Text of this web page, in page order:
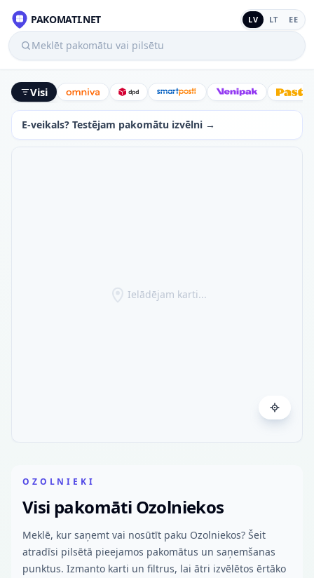
PAKOMATI.NET LV LT EE
Meklēt pakomātu vai pilsētu
Visi Omniva DPD SmartPostiVenipak
E-veikals? Testējam pakomātu izvēlni →
Ielādējam karti...
OZOLNIEKI
Visi pakomāti Ozolniekos
Meklē, kur saņemt vai nosūtīt paku Ozolniekos? Šeit
atradīsi pilsētā pieejamos pakomātus un saņemšanas
punktus. Izmanto karti un filtrus, lai ātri izvēlētos ērtāko